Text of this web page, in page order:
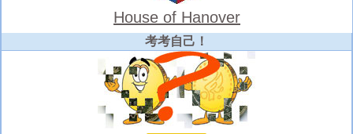
House of Hanover
考考自己！